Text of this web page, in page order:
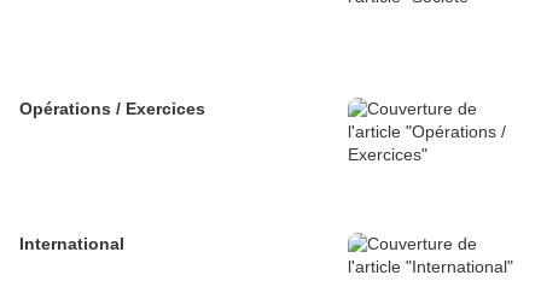
Opérations / Exercices
International